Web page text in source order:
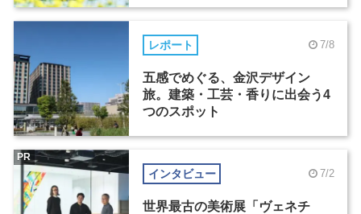
レポート 7/8
五感でめぐる、金沢デザイン
旅。建築・工芸・香りに出会う4
つのスポット
インタビュー 7/2
世界最古の美術展「ヴェネチ
PR